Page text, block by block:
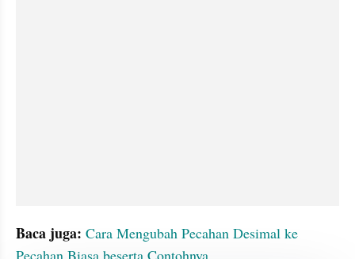
Baca juga: Cara Mengubah Pecahan Desimal ke
Pecahan Biasa beserta Contohnya